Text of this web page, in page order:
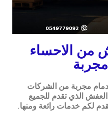
من الاحساء
مجربة من الشركات
العفش الذي تقدم للجميع
لكم خدمات رائعة ومنها.